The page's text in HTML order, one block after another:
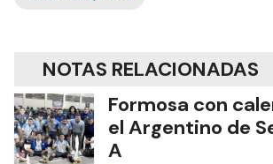
NOTAS RELACIONADAS
Formosa con
el Argentino de
A